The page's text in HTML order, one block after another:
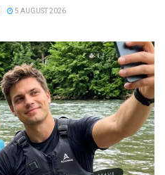
5 AUGUST 2026